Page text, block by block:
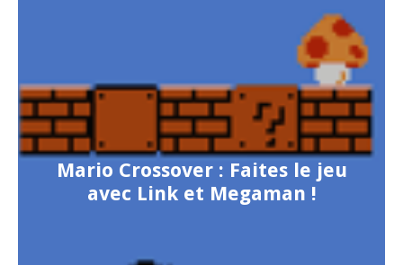
Mario Crossover : Faites le jeu
avec Link et Megaman !